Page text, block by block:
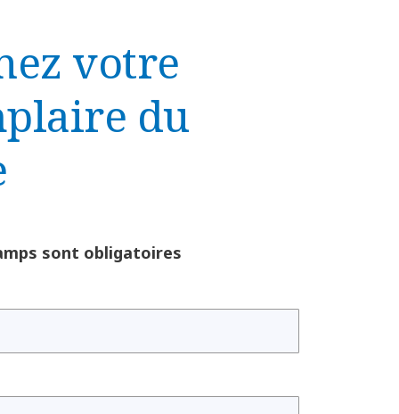
votre
du
sont obligatoires